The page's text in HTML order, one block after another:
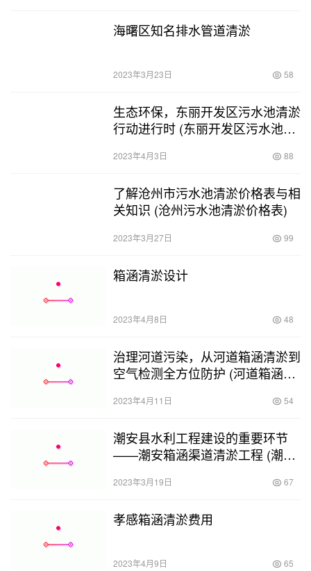
海曙区知名排水管道清淤
2023年3月23日 58
生态环保，东丽开发区污水池清淤
行动进行时 (东丽开发区污水池清
2023年4月3日 88
了解沧州市污水池清淤价格表与相
关知识 (沧州污水池清淤价格表)
2023年3月27日 99
箱涵清淤设计
2023年4月8日 48
治理河道污染，从河道箱涵清淤到
空气检测全方位防护 (河道箱涵清
2023年4月11日 54
潮安县水利工程建设的重要环节
——潮安箱涵渠道清淤工程 (潮安
2023年3月19日 67
孝感箱涵清淤费用
2023年4月9日 65